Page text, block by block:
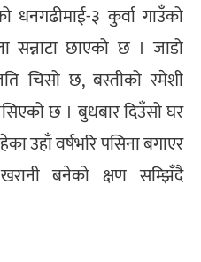
धनगढीमाई-३ कुर्वा गाउँको
सन्नाटा छाएको छ । जाडो
चिसो छ, बस्तीको रमेशी
छ । बुधबार दिउँसो घर
उहाँ वर्षभरि पसिना बगाएर
बनेको क्षण सम्झिँदै